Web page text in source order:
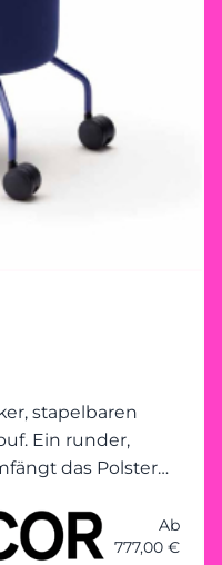
stapelbaren
Ein runder,
das Polster
schwarz
in Chrom und and
Ab
777,00 €